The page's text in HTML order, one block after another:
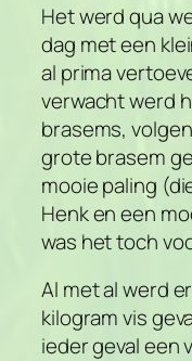
Het werd qua
dag met een
al prima
verwacht werd
brasems,
grote brasem
mooie paling
Henk en een
was het toch
Al met al werd
kilogram vis
ieder geval een